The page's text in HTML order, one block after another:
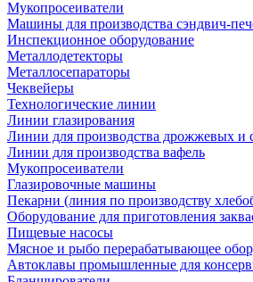
Мукопросеиватели
Машины для производства сэндвич-
Инспекционное оборудование
Металлодетекторы
Металлосепараторы
Чеквейеры
Технологические линии
Линии глазирования
Линии для производства дрожжевых и
Линии для производства вафель
Мукопросеиватели
Глазировочные машины
Пекарни (линия по производству
Оборудование для приготовления
Пищевые насосы
Мясное и рыбо перерабатывающее
Автоклавы промышленные для